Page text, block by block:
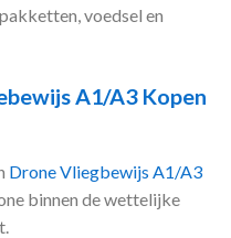
voedsel en
A1/A3 Kopen
Drone Vliegbewijs A1/A3
binnen de wettelijke